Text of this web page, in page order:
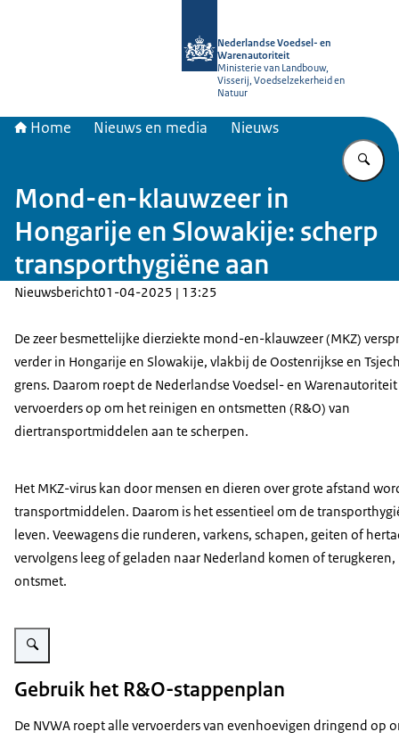
Nederlandse Voedsel- en
Warenautoriteit
Ministerie van Landbouw,
Visserij, Voedselzekerheid en
Natuur
Home Nieuws en media Nieuws
Mond-en-klauwzeer in
Hongarije en Slowakije: scherp
transporthygiëne aan
Nieuwsbericht01-04-2025 | 13:25
De zeer besmettelijke dierziekte mond-en-klauwzeer (MKZ)
verder in Hongarije en Slowakije, vlakbij de Oostenrijkse en
grens. Daarom roept de Nederlandse Voedsel- en Warenautoriteit
vervoerders op om het reinigen en ontsmetten (R&O) van
diertransportmiddelen aan te scherpen.
Het MKZ-virus kan door mensen en dieren over grote afstand
transportmiddelen. Daarom is het essentieel om de
leven. Veewagens die runderen, varkens, schapen, geiten of
vervolgens leeg of geladen naar Nederland komen of
ontsmet.
Vergroot afbeelding Kalfje met oormerk
Gebruik het R&O-stappenplan
De NVWA roept alle vervoerders van evenhoevigen dringend